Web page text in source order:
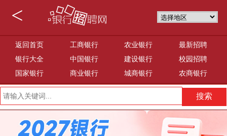
<
返回首页 工商银行 农业银行
最新招聘
银行大全
中国银行 建设银行
校园招聘
国家银行
商业银行 城商银行 农商银行